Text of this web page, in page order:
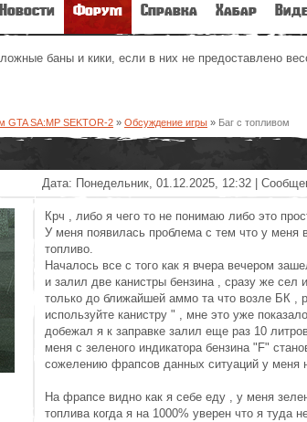
Новости Форум Справка Хабар
баны и кики, если в них не предоставлено
GTA SA:MP SEKTOR-2 » Обсуждение игры » Баг с топливом
Дата: Понедельник, 01.12.2025, 12:32 |
Крч , либо я чего то не понимаю либо это
У меня появилась проблема с тем что у меня
топливо.
Началось все с того как я вчера вечером
и залил две канистры бензина , сразу же сел
только до ближайшей аммо та что возле БК ,
используйте канистру " , мне это уже
добежал я к заправке залил еще раз 10
меня с зеленого индикатора бензина "F"
сожелению фрапсов данных ситуаций у меня
На фрапсе видно как я себе еду , у меня
топлива когда я на 1000% уверен что я туда